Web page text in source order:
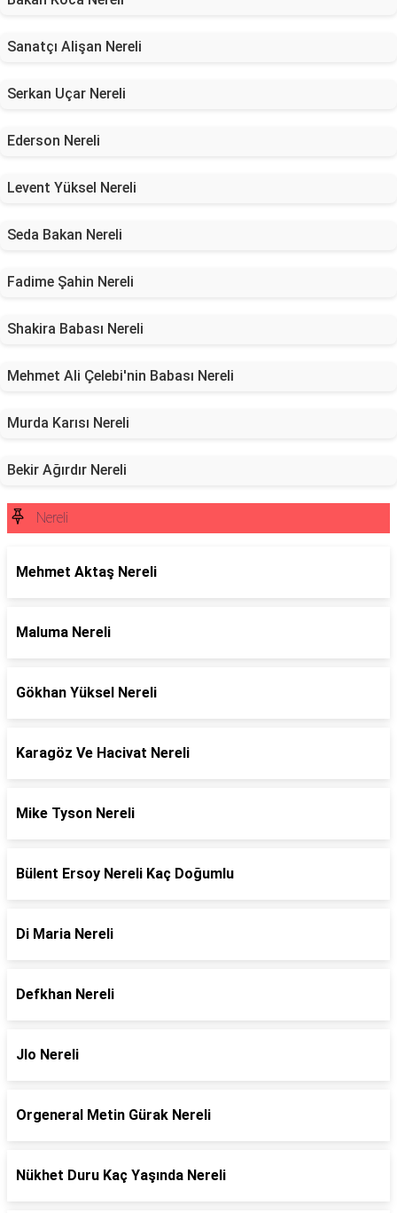
Sanatçı Alişan Nereli
Serkan Uçar Nereli
Ederson Nereli
Levent Yüksel Nereli
Seda Bakan Nereli
Fadime Şahin Nereli
Shakira Babası Nereli
Mehmet Ali Çelebi'nin Babası Nereli
Murda Karısı Nereli
Bekir Ağırdır Nereli
Nereli
Mehmet Aktaş Nereli
Maluma Nereli
Gökhan Yüksel Nereli
Karagöz Ve Hacivat Nereli
Mike Tyson Nereli
Bülent Ersoy Nereli Kaç Doğumlu
Di Maria Nereli
Defkhan Nereli
Jlo Nereli
Orgeneral Metin Gürak Nereli
Nükhet Duru Kaç Yaşında Nereli